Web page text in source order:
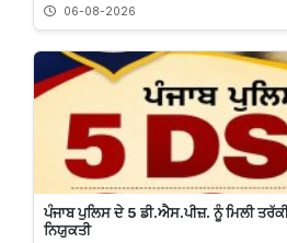
06-08-2026
ਪੰਜਾਬ ਪੁਲਿਸ ਦੇ 5 ਡੀ.ਐਸ.ਪੀਜ਼. ਨੂੰ ਮਿਲੀ
ਨਿਯੁਕਤੀ